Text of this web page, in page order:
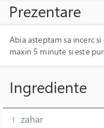
Prezentare
Abia asteptam sa incerc
maxin 5 minute si este
Ingrediente
1 zahar